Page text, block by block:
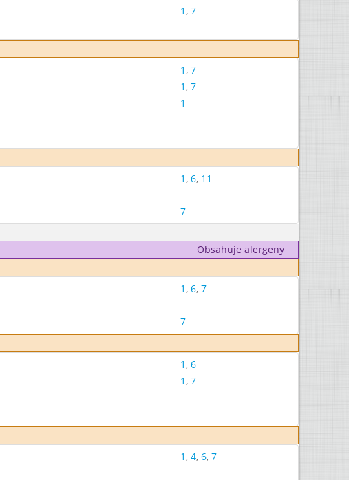
1, 7
1, 7
1, 7
1
1, 6, 11
7
Obsahuje alergeny
1, 6, 7
7
1, 6
1, 7
1, 4, 6, 7